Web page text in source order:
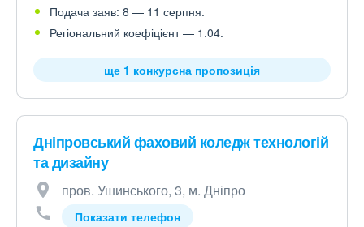
Подача заяв: 8 — 11 серпня.
Регіональний коефіцієнт — 1.04.
ще 1 конкурсна пропозиція
Дніпровський фаховий коледж технологій
та дизайну
пров. Ушинського, 3, м. Дніпро
Показати телефон